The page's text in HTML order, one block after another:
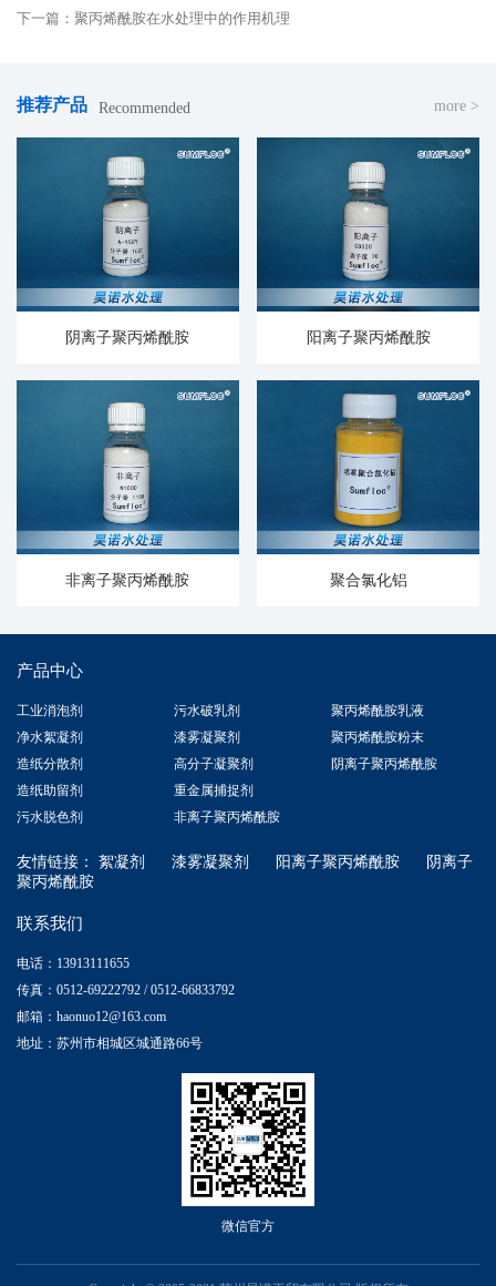
下一篇：聚丙烯酰胺在水处理中的作用机理
推荐产品 Recommended more >
阴离子聚丙烯酰胺 阳离子聚丙烯酰胺
非离子聚丙烯酰胺 聚合氯化铝
产品中心
工业消泡剂
净水絮凝剂
造纸分散剂
造纸助留剂
污水脱色剂
污水破乳剂
漆雾凝聚剂
高分子凝聚剂
重金属捕捉剂
非离子聚丙烯酰胺
聚丙烯酰胺乳液
聚丙烯酰胺粉末
阴离子聚丙烯酰胺
友情链接： 絮凝剂 漆雾凝聚剂 阳离子聚丙烯酰胺
阴离子
聚丙烯酰胺
联系我们
电话：13913111655
传真：0512-69222792 / 0512-66833792
邮箱：haonuo12@163.com
地址：苏州市相城区城通路66号
微信官方